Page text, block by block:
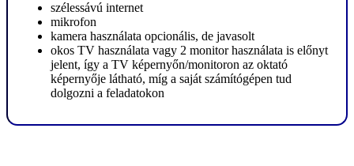
szélessávú internet
mikrofon
kamera használata opcionális, de javasolt
okos TV használata vagy 2 monitor használata is előnyt
jelent, így a TV képernyőn/monitoron az oktató
képernyője látható, míg a saját számítógépen tud
dolgozni a feladatokon